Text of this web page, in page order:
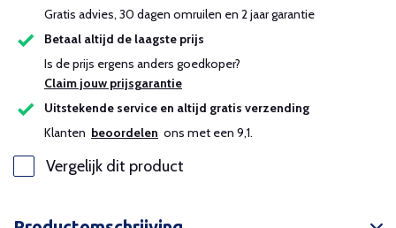
Gratis advies, 30 dagen omruilen en 2 jaar garantie
Betaal altijd de laagste prijs
Is de prijs ergens anders goedkoper?
Claim jouw prijsgarantie
Uitstekende service en altijd gratis verzending
Klanten beoordelen ons met een 9,1.
Vergelijk dit product